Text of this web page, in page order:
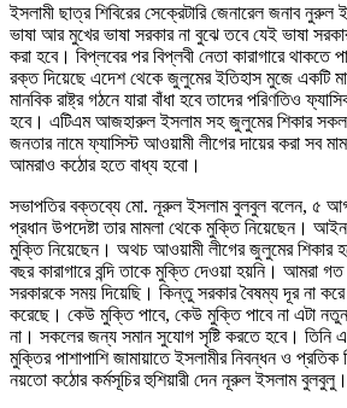
ইসলামী ছাত্র শিবিরের সেক্রেটারি জেনারেল জনাব নুরুল
ভাষা আর মুখের ভাষা সরকার না বুঝে তবে যেই ভাষা
করা হবে। বিপ্লবের পর বিপ্লবী নেতা কারাগারে
রক্ত দিয়েছে এদেশ থেকে জুলুমের ইতিহাস মুজে একটি
মানবিক রাষ্ট্র গঠনে যারা বাঁধা হবে তাদের পরিণতিও
হবে। এটিএম আজহারুল ইসলাম সহ জুলুমের শিকার সকল
জনতার নামে ফ্যাসিস্ট আওয়ামী লীগের দায়ের করা সব
আমরাও কঠোর হতে বাধ্য হবো।
সভাপতির বক্তব্যে মো. নূরুল ইসলাম বুলবুল বলেন, ৫
প্রধান উপদেষ্টা তার মামলা থেকে মুক্তি নিয়েছেন। আইন
মুক্তি নিয়েছেন। অথচ আওয়ামী লীগের জুলুমের শিকার
বছর কারাগারে বন্দি তাকে মুক্তি দেওয়া হয়নি। আমরা
সরকারকে সময় দিয়েছি। কিন্তু সরকার বৈষম্য দূর না করে
করেছে। কেউ মুক্তি পাবে, কেউ মুক্তি পাবে না এটা নতুন
না। সকলের জন্য সমান সুযোগ সৃষ্টি করতে হবে। তিনি
মুক্তির পাশাপাশি জামায়াতে ইসলামীর নিবন্ধন ও প্রতিক
নয়তো কঠোর কর্মসূচির হুশিয়ারী দেন নূরুল ইসলাম বুলবুলু।